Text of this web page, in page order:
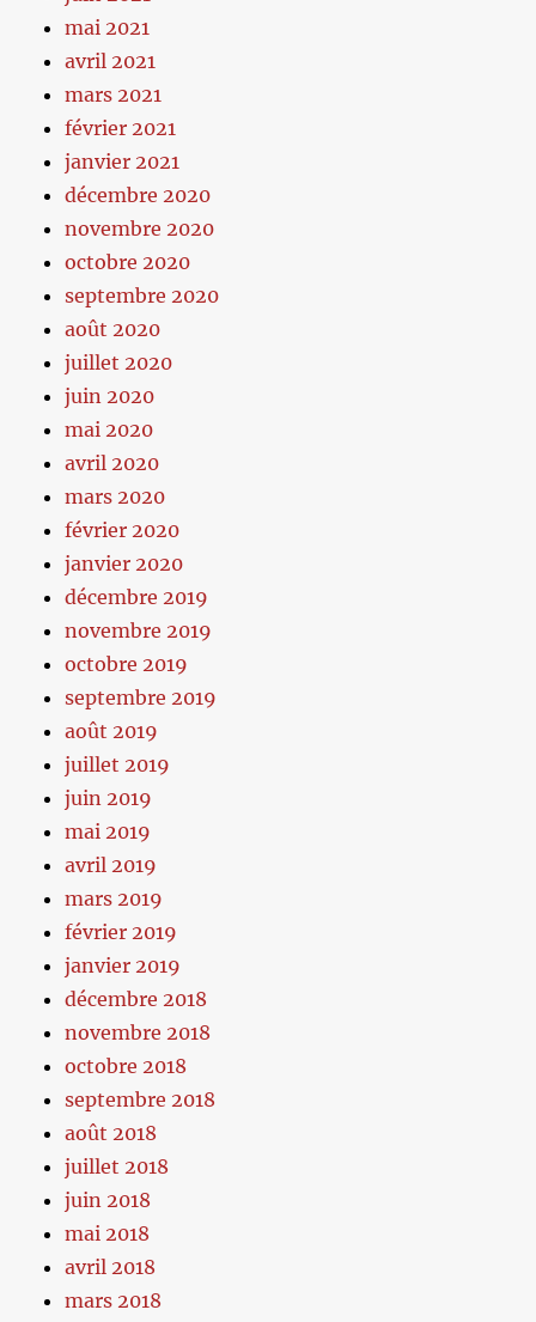
mai 2021
avril 2021
mars 2021
février 2021
janvier 2021
décembre 2020
novembre 2020
octobre 2020
septembre 2020
août 2020
juillet 2020
juin 2020
mai 2020
avril 2020
mars 2020
février 2020
janvier 2020
décembre 2019
novembre 2019
octobre 2019
septembre 2019
août 2019
juillet 2019
juin 2019
mai 2019
avril 2019
mars 2019
février 2019
janvier 2019
décembre 2018
novembre 2018
octobre 2018
septembre 2018
août 2018
juillet 2018
juin 2018
mai 2018
avril 2018
mars 2018